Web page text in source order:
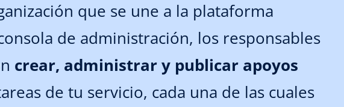
que se une a la plataforma
de administración, los responsables
crear, administrar y publicar apoyos
de tu servicio, cada una de las cuales